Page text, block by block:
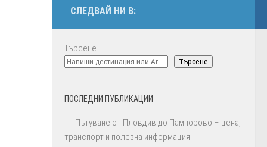
СЛЕДВАЙ НИ В:
Търсене
Търсене
ПОСЛЕДНИ ПУБЛИКАЦИИ
Пътуване от Пловдив до Пампорово – цена,
транспорт и полезна информация